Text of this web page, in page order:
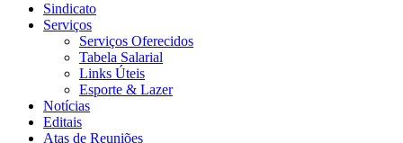
Sindicato
Serviços
Serviços Oferecidos
Tabela Salarial
Links Úteis
Esporte & Lazer
Notícias
Editais
Atas de Reuniões